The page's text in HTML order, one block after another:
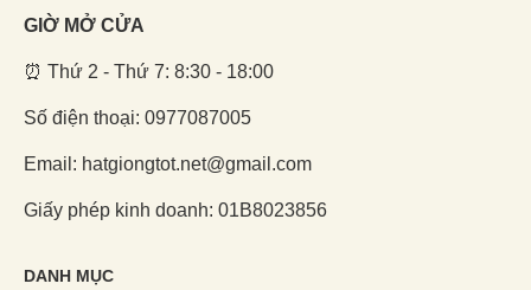
GIỜ MỞ CỬA
⏰ Thứ 2 - Thứ 7: 8:30 - 18:00
Số điện thoại: 0977087005
Email: hatgiongtot.net@gmail.com
Giấy phép kinh doanh: 01B8023856
DANH MỤC